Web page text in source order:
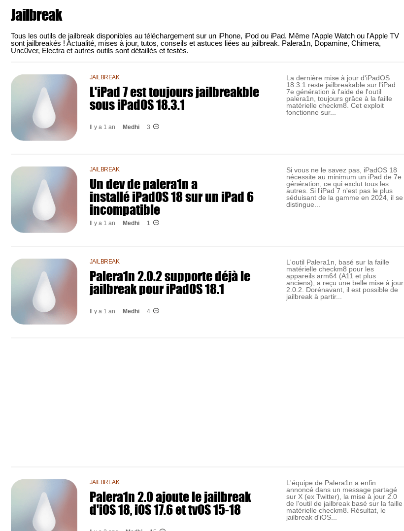
Jailbreak
Tous les outils de jailbreak disponibles au téléchargement sur un iPhone, iPod ou iPad. Même l'Apple Watch ou l'Apple TV
sont jailbreakés ! Actualité, mises à jour, tutos, conseils et astuces liées au jailbreak. Palera1n, Dopamine, Chimera,
Unc0ver, Electra et autres outils sont détaillés et testés.
JAILBREAK
L'iPad 7 est toujours jailbreakble
sous iPadOS 18.3.1
Il y a 1 an Medhi 3
La dernière mise à jour d'iPadOS
18.3.1 reste jailbreakable sur l'iPad
7e génération à l'aide de l'outil
palera1n, toujours grâce à la faille
matérielle checkm8. Cet exploit
fonctionne sur...
JAILBREAK
Un dev de palera1n a
installé iPadOS 18 sur un iPad 6
incompatible
Il y a 1 an Medhi 1
Si vous ne le savez pas, iPadOS 18
nécessite au minimum un iPad de 7e
génération, ce qui exclut tous les
autres. Si l'iPad 7 n'est pas le plus
séduisant de la gamme en 2024, il se
distingue...
JAILBREAK
Palera1n 2.0.2 supporte déjà le
jailbreak pour iPadOS 18.1
Il y a 1 an Medhi 4
L'outil Palera1n, basé sur la faille
matérielle checkm8 pour les
appareils arm64 (A11 et plus
anciens), a reçu une belle mise à jour
2.0.2. Dorénavant, il est possible de
jailbreak à partir...
JAILBREAK
Palera1n 2.0 ajoute le jailbreak
d'iOS 18, iOS 17.6 et tvOS 15-18
L'équipe de Palera1n a enfin
annoncé dans un message partagé
sur X (ex Twitter), la mise à jour 2.0
de l'outil de jailbreak basé sur la faille
matérielle checkm8. Résultat, le
jailbreak d'iOS...